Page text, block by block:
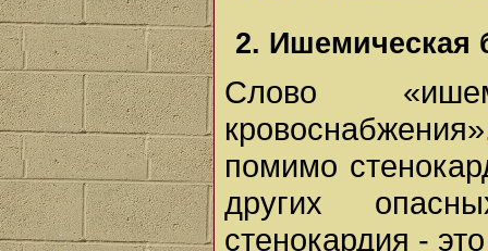
2. Ишемическая
Слово
помимо
других
стенокардия -